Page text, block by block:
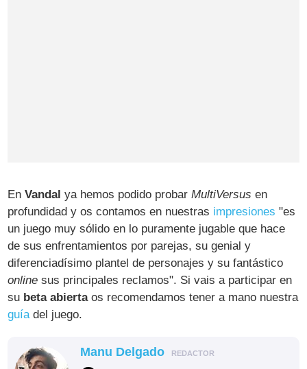
EnVandal ya hemos podido probarMultiVersus en
profundidad y os contamos en nuestras impresiones "es
un juego muy sólido en lo puramente jugable que hace
de sus enfrentamientos por parejas, su genial y
diferenciadísimo plantel de personajes y su fantástico
online sus principales reclamos". Si vais a participar en
su beta abiertaos recomendamos tener a mano nuestra
guía del juego.
Manu Delgado REDACTOR